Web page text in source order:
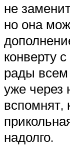
не
но она
конверту
рады всем
уже через
вспомнят,
надолго.